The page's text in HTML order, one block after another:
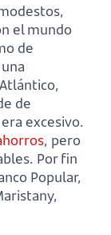
el mundo
de
de
excesivo.
, pero
Por fin
Popular,